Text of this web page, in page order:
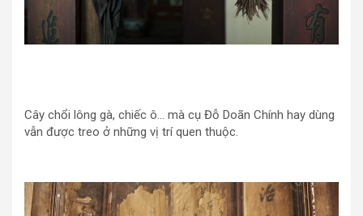
Cây chổi lông gà, chiếc ô… mà cụ Đỗ Doãn Chính hay dùng
vẫn được treo ở những vị trí quen thuộc.